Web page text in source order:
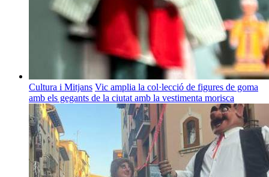
Cultura i Mitjans Vic amplia la col·lecció de figures de goma
amb els gegants de la ciutat amb la vestimenta morisca